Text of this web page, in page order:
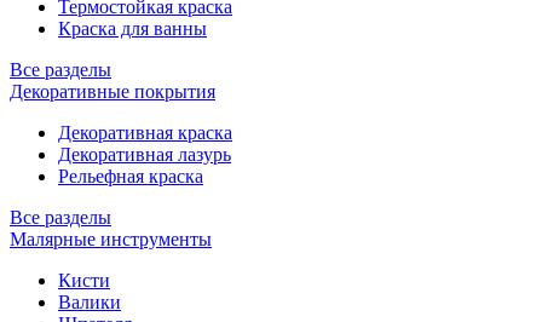
Термостойкая краска
Краска для ванны
Все разделы
Декоративные покрытия
Декоративная краска
Декоративная лазурь
Рельефная краска
Все разделы
Малярные инструменты
Кисти
Валики